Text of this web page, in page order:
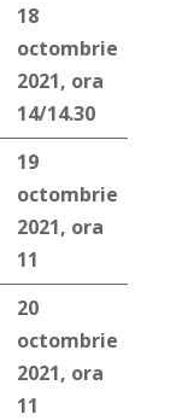
18
octombrie
2021, ora
14/14.30
19
octombrie
2021, ora
11
20
octombrie
2021, ora
11